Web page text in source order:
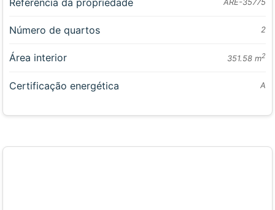
Número de quartos 2
Área interior 351.58 m2
Certificação energética A